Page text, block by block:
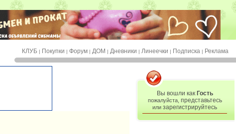
КЛУБ | Покупки | Форум | ДОМ | Дневники | Линеечки | Подписка | Реклама
Вы вошли как Гость
пожалуйста, представьтесь
или зарегистрируйтесь